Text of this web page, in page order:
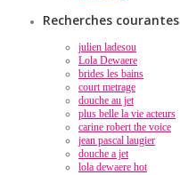
Recherches courantes
julien ladesou
Lola Dewaere
brides les bains
court metrage
douche au jet
plus belle la vie acteurs
carine robert the voice
jean pascal laugier
douche a jet
lola dewaere hot